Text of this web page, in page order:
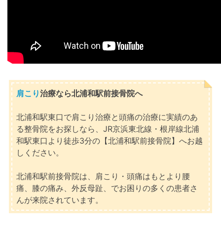
肩こり治療なら北浦和駅前接骨院へ
北浦和駅東口で肩こり治療と頭痛の治療に実績のあ
る整骨院をお探しなら、JR京浜東北線・根岸線北浦
和駅東口より徒歩3分の【北浦和駅前接骨院】へお越
しください。
北浦和駅前接骨院は、肩こり・頭痛はもとより腰
痛、膝の痛み、外反母趾、でお困りの多くの患者さ
んが来院されています。